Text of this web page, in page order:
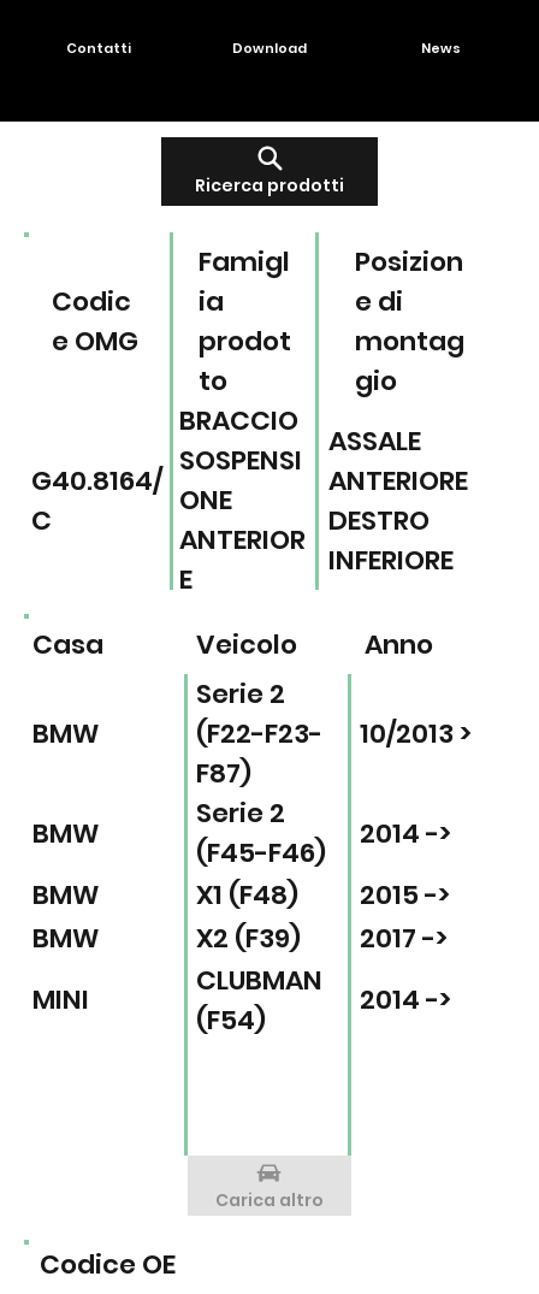
Ricerca prodotti
Contatti Download News
Posizion
e di
montag
gio
Famigl
ia
prodot
to
Codic
e OMG
ASSALE
ANTERIORE
DESTRO
INFERIORE
BRACCIO
SOSPENSI
ONE
ANTERIOR
E
G40.8164/
C
Codice OE
Veicolo Anno
Casa
BMW
Serie 2
(F22-F23-
F87)
10/2013 >
BMW
Serie 2
(F45-F46)
2014 ->
BMW
X1 (F48)
2015 ->
BMW
X2 (F39)
2017 ->
MINI
CLUBMAN
(F54)
2014 ->
Carica altro